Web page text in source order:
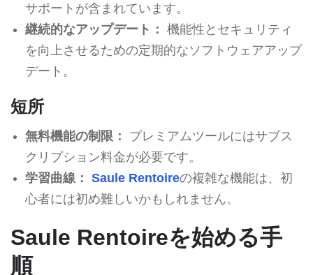
サポートが含まれています。
継続的なアップデート： 機能性とセキュリティ
を向上させるための定期的なソフトウェアアップ
デート。
短所
無料機能の制限：
プレミアムツールにはサブス
クリプション料金が必要です。
学習曲線： Saule Rentoireの複雑な機能は、初
心者には初め難しいかもしれません。
Saule Rentoireを始める手
順